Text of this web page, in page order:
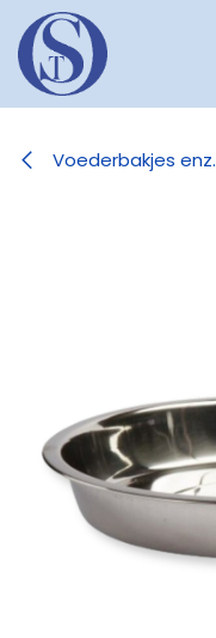
Overslaan naar inhoud
Voederbakjes enz.